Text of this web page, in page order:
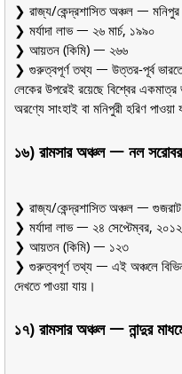
❯ রাজ্য/কেন্দ্রশাসিত অঞ্চল ᅳ মনিপুর
❯ মর্যাদা লাভ ᅳ ২৬ মার্চ, ১৯৯০
❯ আয়তন (কিমি) ᅳ ২৬৬
❯ গুরুত্বপূর্ণ তথ্য ᅳ উত্তর-পূর্ব
লেকের উপরেই রয়েছে বিশ্বের
অরণ্যে সাংহাই বা মনিপুরী হরিণ পাওয়া
১৬) রামসার অঞ্চল ᅳ নল
❯ রাজ্য/কেন্দ্রশাসিত অঞ্চল ᅳ গুজরাট
❯ মর্যাদা লাভ ᅳ ২৪ সেপ্টেম্বর, ২০১২
❯ আয়তন (কিমি) ᅳ ১২৩
❯ গুরুত্বপূর্ণ তথ্য ᅳ এই অঞ্চলে বিভিন্ন
দেখতে পাওয়া যায়।
১৭) রামসার অঞ্চল ᅳ নান্দুর